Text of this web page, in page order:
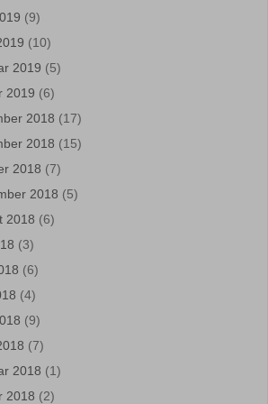
(9)
(10)
2019 (5)
2019 (6)
2018 (17)
2018 (15)
2018 (7)
2018 (5)
2018 (6)
(3)
(6)
(4)
(9)
(7)
2018 (1)
2018 (2)